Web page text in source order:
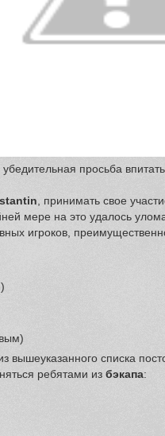
просьба
, принимать свое
мере на это удалось
игроков,
вышеуказанного списка
ребятами из бэкапа: